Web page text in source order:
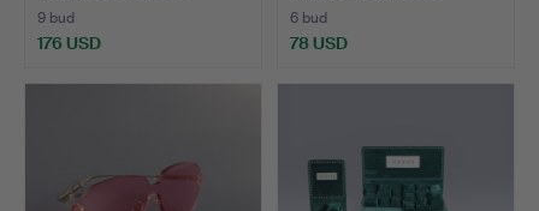
9 bud
176 USD
6 bud
78 USD